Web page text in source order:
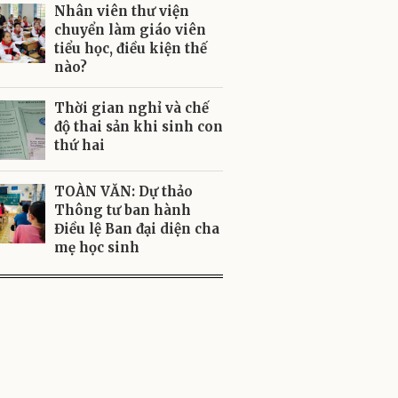
Nhân viên thư viện
chuyển làm giáo viên
tiểu học, điều kiện thế
nào?
Thời gian nghỉ và chế
độ thai sản khi sinh con
thứ hai
TOÀN VĂN: Dự thảo
Thông tư ban hành
Điều lệ Ban đại diện cha
mẹ học sinh